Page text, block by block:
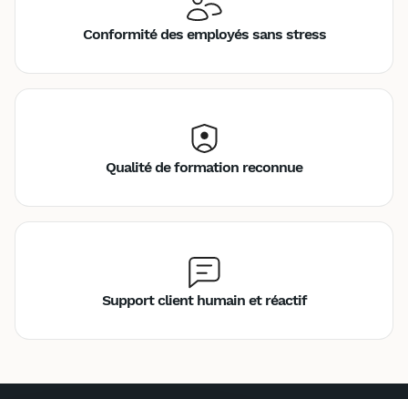
Conformité des employés sans stress
Qualité de formation reconnue
Support client humain et réactif